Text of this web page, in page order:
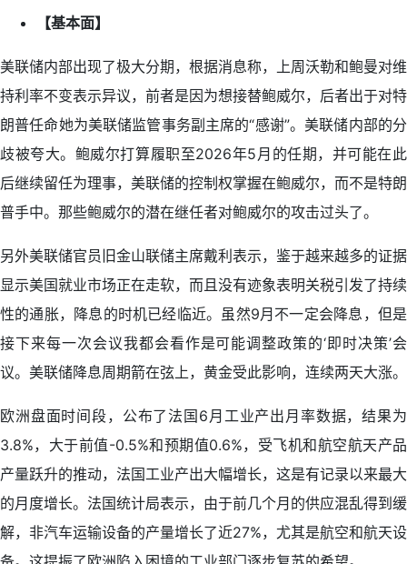
【基本面】
美联储内部出现了极大分期，根据消息称，上周沃勒和鲍曼对维
持利率不变表示异议，前者是因为想接替鲍威尔，后者出于对特
朗普任命她为美联储监管事务副主席的“感谢”。美联储内部的分
歧被夸大。鲍威尔打算履职至2026年5月的任期，并可能在此
后继续留任为理事，美联储的控制权掌握在鲍威尔，而不是特朗
普手中。那些鲍威尔的潜在继任者对鲍威尔的攻击过头了。
另外美联储官员旧金山联储主席戴利表示，鉴于越来越多的证据
显示美国就业市场正在走软，而且没有迹象表明关税引发了持续
性的通胀，降息的时机已经临近。虽然9月不一定会降息，但是
接下来每一次会议我都会看作是可能调整政策的‘即时决策’会
议。美联储降息周期箭在弦上，黄金受此影响，连续两天大涨。
欧洲盘面时间段，公布了法国6月工业产出月率数据，结果为
3.8%，大于前值-0.5%和预期值0.6%，受飞机和航空航天产品
产量跃升的推动，法国工业产出大幅增长，这是有记录以来最大
的月度增长。法国统计局表示，由于前几个月的供应混乱得到缓
解，非汽车运输设备的产量增长了近27%，尤其是航空和航天设